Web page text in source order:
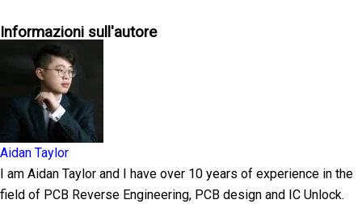
Informazioni sull'autore
Aidan Taylor
I am Aidan Taylor and I have over 10 years of experience in the
field of PCB Reverse Engineering, PCB design and IC Unlock.